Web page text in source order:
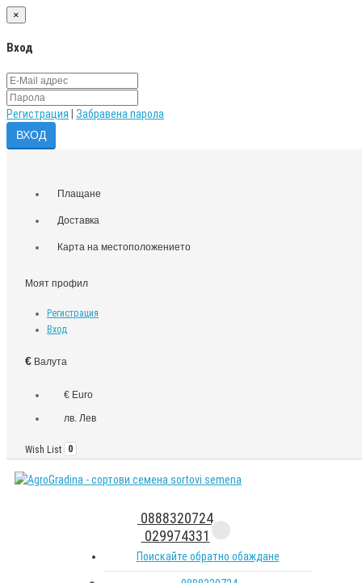
×
Вход
Регистрация Забравена парола
Плащане
Доставка
Карта на местоположението
Моят профил
Регистрация
Вход
€ Валута
€ Euro
лв. Лев
Wish List 0
0888320724
029974331
Поискайте обратно обаждане